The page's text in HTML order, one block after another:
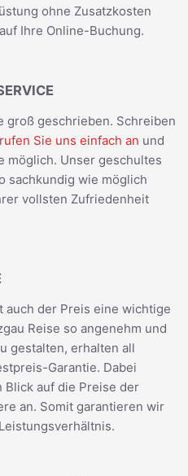
ohne Zusatzkosten
Ihre Online-Buchung.
groß geschrieben. Schreiben
rufen Sie uns einfach an und
möglich. Unser geschultes
sachkundig wie möglich
vollsten Zufriedenheit
auch der Preis eine wichtige
Reise so angenehm und
gestalten, erhalten all
Garantie. Dabei
auf die Preise der
an. Somit garantieren wir